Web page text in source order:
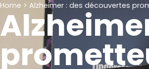
Home > Alzheimer : des découvertes